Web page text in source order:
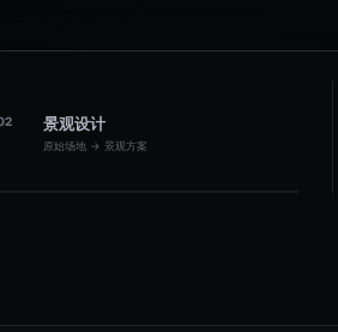
景观设计
原始场地 → 景观方案